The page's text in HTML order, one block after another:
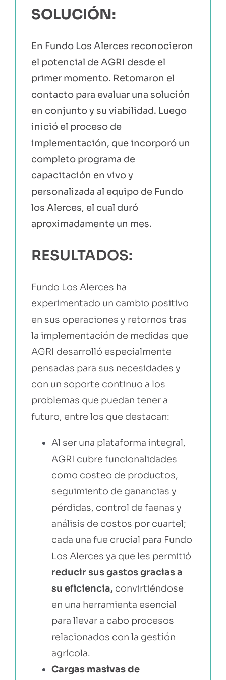
SOLUCIÓN:
En Fundo Los Alerces reconocieron
el potencial de AGRI desde el
primer momento. Retomaron el
contacto para evaluar una solución
en conjunto y su viabilidad. Luego
inició el proceso de
implementación, que incorporó un
completo programa de
capacitación en vivo y
personalizada al equipo de Fundo
los Alerces, el cual duró
aproximadamente un mes.
RESULTADOS:
Fundo Los Alerces ha
experimentado un cambio positivo
en sus operaciones y retornos tras
la implementación de medidas que
AGRI desarrolló especialmente
pensadas para sus necesidades y
con un soporte continuo a los
problemas que puedan tener a
futuro, entre los que destacan:
Al ser una plataforma integral,
AGRI cubre funcionalidades
como costeo de productos,
seguimiento de ganancias y
pérdidas, control de faenas y
análisis de costos por cuartel;
cada una fue crucial para Fundo
Los Alerces ya que les permitió
reducir sus gastos gracias a
su eficiencia, convirtiéndose
en una herramienta esencial
para llevar a cabo procesos
relacionados con la gestión
agrícola.
Cargas masivas de